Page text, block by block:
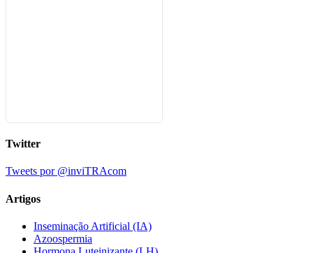
Twitter
Tweets por @inviTRAcom
Artigos
Inseminação Artificial (IA)
Azoospermia